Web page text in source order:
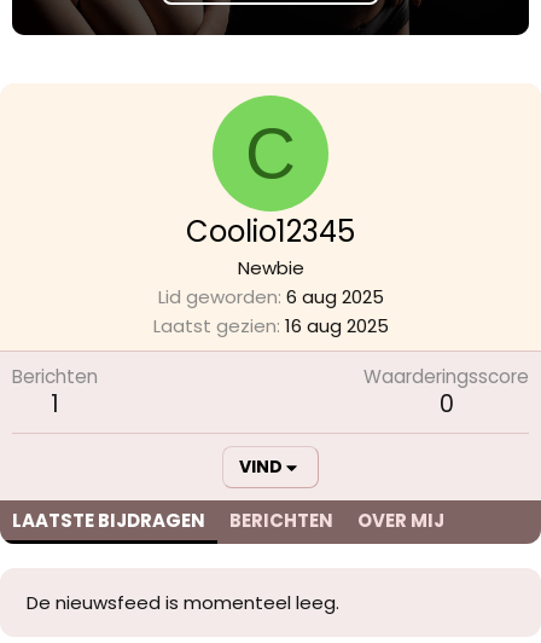
C
Coolio12345
Newbie
Lid geworden 6 aug 2025
Laatst gezien 16 aug 2025
Berichten
1
Waarderingsscore
0
VIND
LAATSTE BIJDRAGEN BERICHTEN OVER MIJ
De nieuwsfeed is momenteel leeg.